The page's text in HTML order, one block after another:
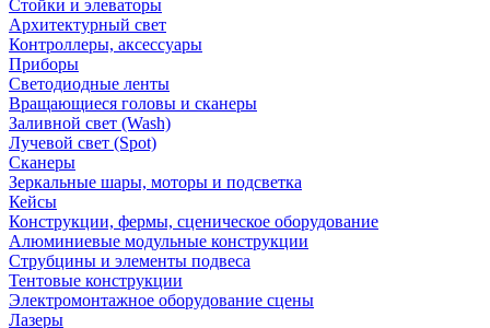
Стойки и элеваторы
Архитектурный свет
Контроллеры, аксессуары
Приборы
Светодиодные ленты
Вращающиеся головы и сканеры
Заливной свет (Wash)
Лучевой свет (Spot)
Сканеры
Зеркальные шары, моторы и подсветка
Кейсы
Конструкции, фермы, сценическое оборудование
Алюминиевые модульные конструкции
Струбцины и элементы подвеса
Тентовые конструкции
Электромонтажное оборудование сцены
Лазеры